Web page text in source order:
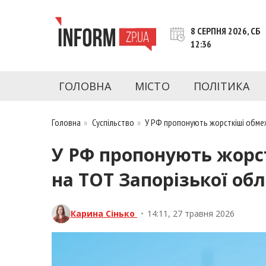
INFORM.ZP.UA – це інформаційний
Запоріжжя та Запорізької області на день.
8 СЕРПНЯ 2026, СБ
12:36
ГОЛОВНА МІСТО ПОЛІТИКА
Головна » Суспільство »У РФ пропонують жорсткіші
У РФ пропонують
на ТОТ Запорізької
Карина Сінько • 14:11, 27 травня 2026